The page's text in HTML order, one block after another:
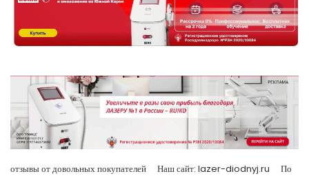
отзывы от довольных покупателей ⠀ Наш сайт: lazer-diodnyj.ru ⠀ По